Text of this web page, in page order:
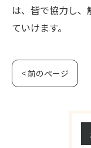
は、皆で協力し
ていけます。
< 前のページ